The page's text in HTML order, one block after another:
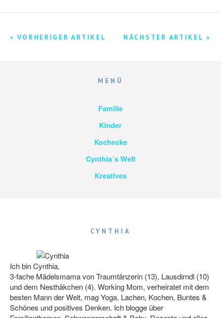
NÄCHSTER ARTIKEL »
« VORHERIGER ARTIKEL
MENÜ
Familie
Kinder
Kochecke
Cynthia´s Welt
Kreatives
CYNTHIA
Ich bin Cynthia,
3-fache Mädelsmama von Traumtänzerin (13), Lausdirndl (10)
und dem Nesthäkchen (4). Working Mom, verheiratet mit dem
besten Mann der Welt, mag Yoga, Lachen, Kochen, Buntes &
Schönes und positives Denken. Ich blogge über